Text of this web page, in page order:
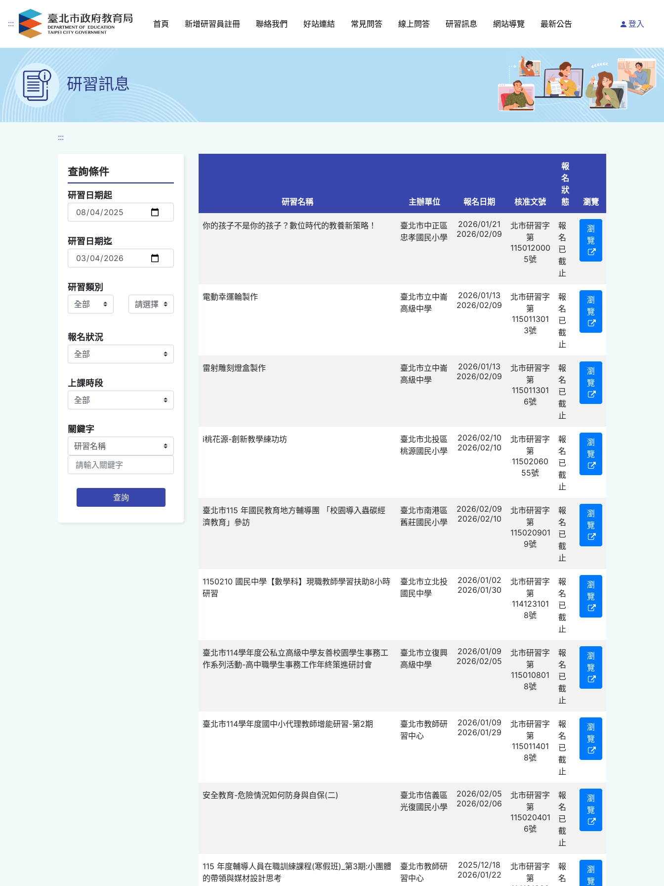
跳到主要內容
::: 首頁 新增研習員註冊 聯絡我們 好站連結 常見問答 線上問答 研習訊息 網站導覽 最新公告 登入
研習訊息
:::
查詢條件
查詢選項
研習日期起
研習日期迄
研習類別
研習類別主 研習類別副
報名狀況
上課時段
關鍵字
查詢
研習名稱 主辦單位 報名日期 核准文號
報
名
狀
態
瀏覽
你的孩子不是你的孩子？數位時代的教養新策略！
臺北市中正區
忠孝國民小學
2026/01/21
2026/02/09
北市研習字
第
115012000
5號
報
名
已
截
止
瀏
覽
電動幸運輪製作
臺北市立中崙
高級中學
2026/01/13
2026/02/09
北市研習字
第
115011301
3號
報
名
已
截
止
瀏
覽
雷射雕刻燈盒製作
臺北市立中崙
高級中學
2026/01/13
2026/02/09
北市研習字
第
115011301
6號
報
名
已
截
止
瀏
覽
i桃花源-創新教學練功坊
臺北市北投區
桃源國民小學
2026/02/10
2026/02/10
北市研習字
第
11502060
55號
報
名
已
截
止
瀏
覽
臺北市115 年國民教育地方輔導團 「校園導入蟲碳經
濟教育」參訪
臺北市南港區
舊莊國民小學
2026/02/09
2026/02/10
北市研習字
第
115020901
9號
報
名
已
截
止
瀏
覽
1150210 國民中學【數學科】現職教師學習扶助8小時
研習
臺北市立北投
國民中學
2026/01/02
2026/01/30
北市研習字
第
114123101
8號
報
名
已
截
止
瀏
覽
臺北市114學年度公私立高級中學友善校園學生事務工
作系列活動-高中職學生事務工作年終策進研討會
臺北市立復興
高級中學
2026/01/09
2026/02/05
北市研習字
第
115010801
8號
報
名
已
截
止
瀏
覽
臺北市114學年度國中小代理教師增能研習-第2期
臺北市教師研
習中心
2026/01/09
2026/01/29
北市研習字
第
115011401
8號
報
名
已
截
止
瀏
覽
安全教育-危險情況如何防身與自保(二)
臺北市信義區
光復國民小學
2026/02/05
2026/02/06
北市研習字
第
115020401
6號
報
名
已
截
止
瀏
覽
115 年度輔導人員在職訓練課程(寒假班)_第3期:小團體
的帶領與媒材設計思考
臺北市教師研
習中心
2025/12/18
2026/01/22
北市研習字
第
報
名
瀏
覽